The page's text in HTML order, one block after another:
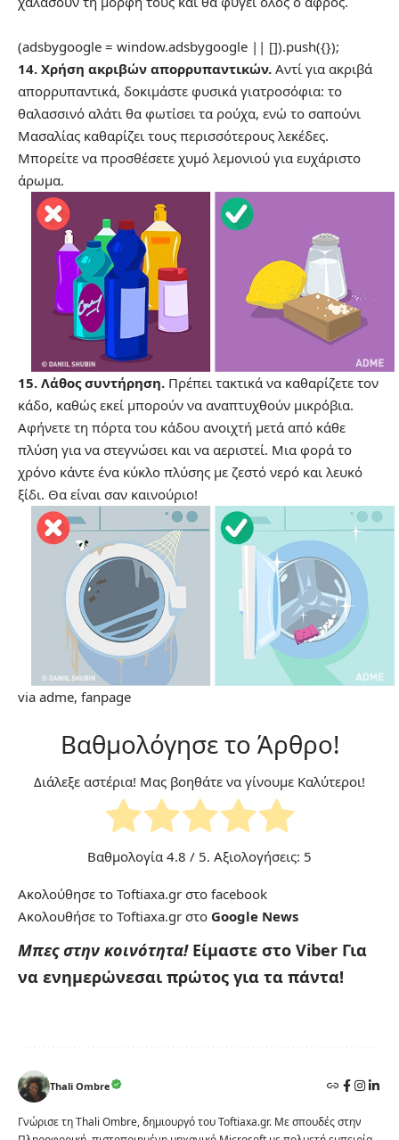
(adsbygoogle = window.adsbygoogle || []).push({});
14. Χρήση ακριβών απορρυπαντικών. Αντί για ακριβά
απορρυπαντικά, δοκιμάστε φυσικά γιατροσόφια: το
θαλασσινό αλάτι θα φωτίσει τα ρούχα, ενώ το σαπούνι
Μασαλίας καθαρίζει τους περισσότερους λεκέδες.
Μπορείτε να προσθέσετε χυμό λεμονιού για ευχάριστο
άρωμα.
15. Λάθος συντήρηση. Πρέπει τακτικά να καθαρίζετε τον
κάδο, καθώς εκεί μπορούν να αναπτυχθούν μικρόβια.
Αφήνετε τη πόρτα του κάδου ανοιχτή μετά από κάθε
πλύση για να στεγνώσει και να αεριστεί. Μια φορά το
χρόνο κάντε ένα κύκλο πλύσης με ζεστό νερό και λευκό
ξίδι. Θα είναι σαν καινούριο!
via adme, fanpage
Βαθμολόγησε το Άρθρο!
Διάλεξε αστέρια! Μας βοηθάτε να γίνουμε Καλύτεροι!
Βαθμολογία 4.8 / 5. Αξιολογήσεις: 5
Ακολούθησε το Toftiaxa.gr στο facebook
Ακολουθήσε το Toftiaxa.gr στο Google News
Μπες στην κοινότητα! Είμαστε στο Viber Για
να ενημερώνεσαι πρώτος για τα πάντα!
Thali Ombre
Γνώρισε τη Thali Ombre, δημιουργό του Toftiaxa.gr. Με σπουδές στην